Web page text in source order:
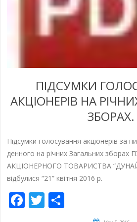
ПІДСУМКИ
АКЦІОНЕРІВ НА
ЗБОРАХ.
Підсумки голосування акціонерів за
денного на річних Загальних зборах
АКЦІОНЕРНОГО ТОВАРИСТВА
відбулися “21” квітня 2016 р.
Facebook
Twitter